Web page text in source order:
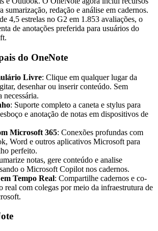
redação e análise em cadernos.
4,5 estrelas no G2 em 1.853 avaliações, o
de anotações preferida para usuários do
do OneNote
Livre: Clique em qualquer lugar da
desenhar ou inserir conteúdo. Sem
necessária.
: Suporte completo a caneta e stylus para
e anotação de notas em dispositivos de
Microsoft 365: Conexões profundas com
Word e outros aplicativos Microsoft para
perfeito.
notas, gere conteúdo e analise
o Microsoft Copilot nos cadernos.
Tempo Real: Compartilhe cadernos e co-
real com colegas por meio da infraestrutura de